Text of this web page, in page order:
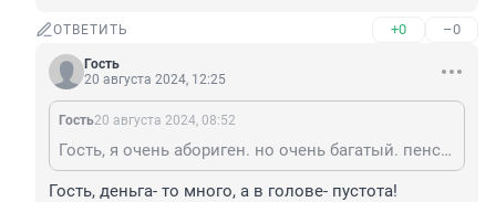
ОТВЕТИТЬ +0 –0
Гость
20 августа 2024, 12:25
Гость20 августа 2024, 08:52
Гость, я очень абориген. но очень багатый. пенсия бар. Начальник был биг бар очень. Деньга много.
Гость, деньга- то много, а в голове- пустота!